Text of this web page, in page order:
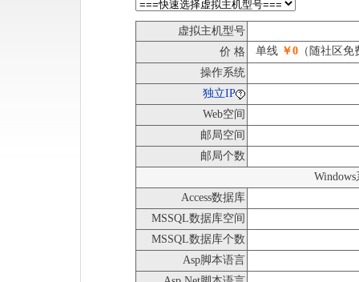
虚拟主机型号
价 格
单线 ￥0（随社区免
操作系统
独立IP
Web空间
邮局空间
邮局个数
Access数据库
MSSQL数据库空间
MSSQL数据库个数
Asp脚本语言